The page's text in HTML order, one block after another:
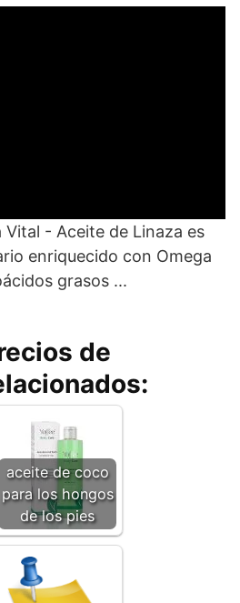
- Aceite de Linaza es
enriquecido con Omega
grasos ...
de
aceite de coco
para los hongos
de los pies